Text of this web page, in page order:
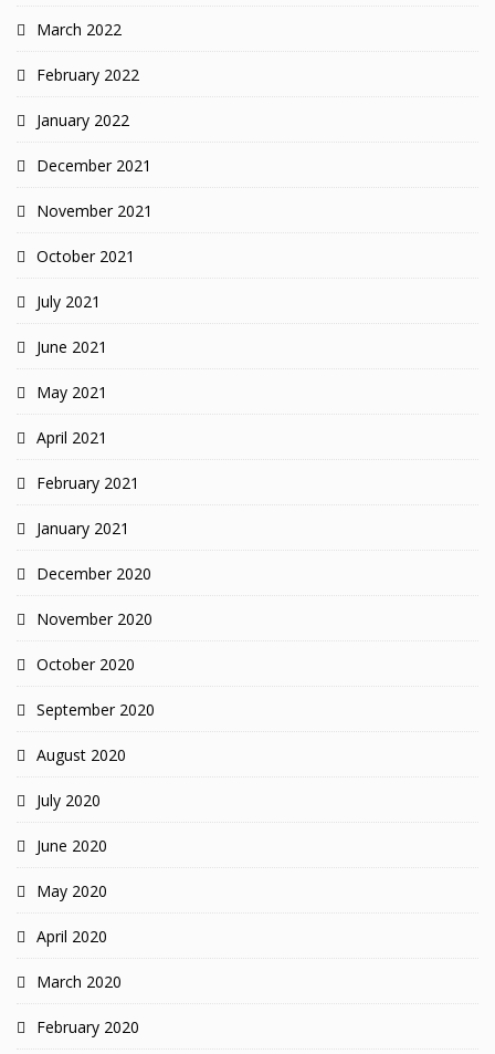
March 2022
February 2022
January 2022
December 2021
November 2021
October 2021
July 2021
June 2021
May 2021
April 2021
February 2021
January 2021
December 2020
November 2020
October 2020
September 2020
August 2020
July 2020
June 2020
May 2020
April 2020
March 2020
February 2020